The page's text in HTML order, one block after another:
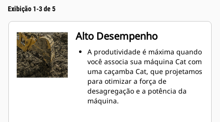
Exibição 1-3 de 5
Alto Desempenho
A produtividade é máxima quando
você associa sua máquina Cat com
uma caçamba Cat, que projetamos
para otimizar a força de
desagregação e a potência da
máquina.